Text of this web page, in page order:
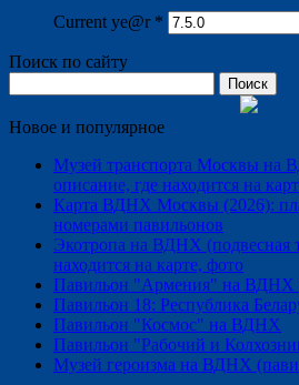
Current ye@r *
Поиск по сайту
Новое и популярное
Музей транспорта Москвы на
описание, где находится на
Карта ВДНХ Москвы (2026):
номерами павильонов
Экотропа на ВДНХ (подвесная
находится на карте, фото
Павильон "Армения" на ВДНХ
Павильон 18: Республика
Павильон "Космос" на ВДНХ
Павильон "Рабочий и
Музей героизма на ВДНХ